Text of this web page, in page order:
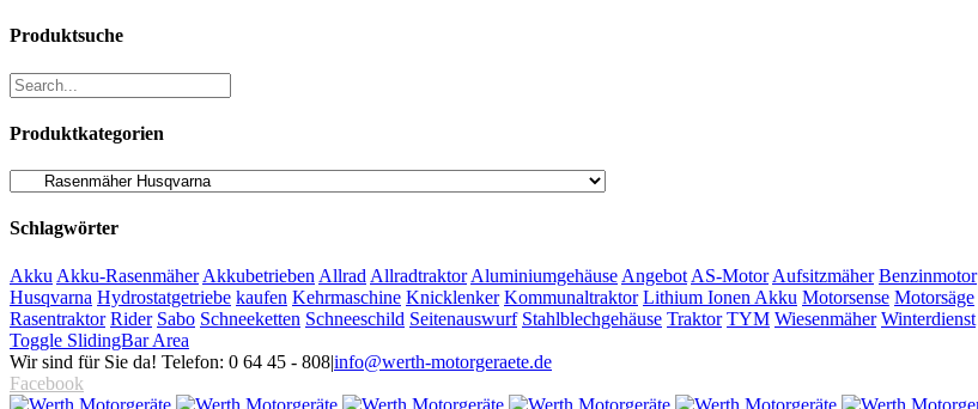
Produktsuche
Produktkategorien
Schlagwörter
Akku Akku-Rasenmäher Akkubetrieben Allrad Allradtraktor Aluminiumgehäuse Angebot AS-Motor Aufsitzmäher Benzinmotor
Husqvarna Hydrostatgetriebe kaufen Kehrmaschine Knicklenker Kommunaltraktor Lithium Ionen Akku Motorsense Motorsäge
Rasentraktor Rider Sabo Schneeketten Schneeschild Seitenauswurf Stahlblechgehäuse Traktor TYM Wiesenmäher Winterdienst
Toggle SlidingBar Area
Wir sind für Sie da! Telefon: 0 64 45 - 808|info@werth-motorgeraete.de
Facebook